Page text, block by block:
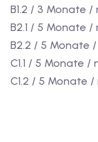
B1.2 / 3 Monate /
B2.1 / 5 Monate /
B2.2 / 5 Monate /
C1.1 / 5 Monate /
C1.2 / 5 Monate /